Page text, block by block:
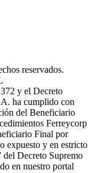
reservados.
y el Decreto
ha cumplido con
del Beneficiario
Ferreycorp
Final por
expuesto y en estricto
Decreto Supremo
en nuestro portal